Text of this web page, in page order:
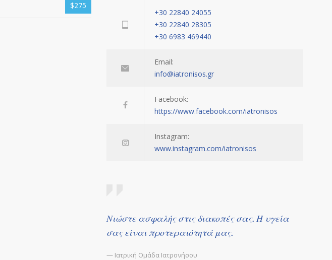
$275
+30 22840 24055
+30 22840 28305
+30 6983 469440
Email:
info@iatronisos.gr
Facebook:
https://www.facebook.com/iatronisos
Instagram:
www.instagram.com/iatronisos
Νιώστε ασφαλής στις διακοπές σας. Η υγεία
σας είναι προτεραιότητά μας.
— Ιατρική Ομάδα Ιατρονήσου